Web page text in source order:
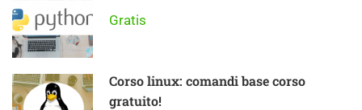
Gratis
Corso linux: comandi base corso
gratuito!